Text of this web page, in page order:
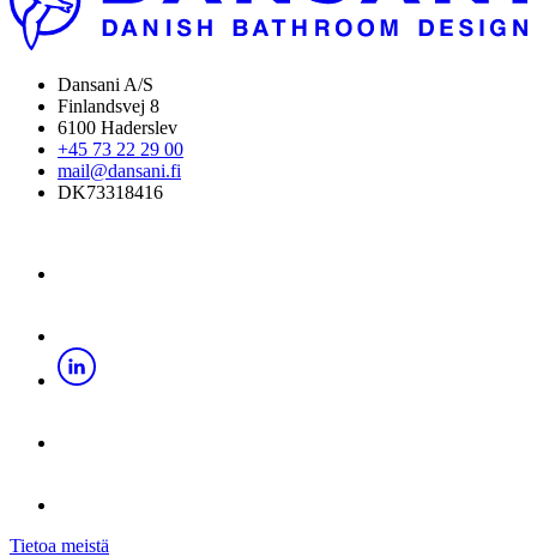
Dansani A/S
Finlandsvej 8
6100 Haderslev
+45 73 22 29 00
mail@dansani.fi
DK73318416
Tietoa meistä